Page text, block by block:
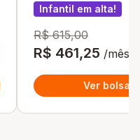
Infantil em alta!
R$ 615,00
R$ 461,25 /mês
Ver bolsa